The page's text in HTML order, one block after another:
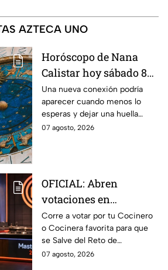
AZTECA UNO
Horóscopo de Nana
Calistar hoy sábado 8
de agosto del 2026 para
cada signo; una
conexión inesperada
podría transformar tus
Una nueva conexión podría
aparecer cuando menos lo
esperas y dejar una huella
importante.
07 agosto, 2026
OFICIAL: Abren
votaciones en
MasterChef 24/7 para
que salves a un
Cocinero del Reto de
Eliminación de este
Corre a votar por tu Cocinero
o Cocinera favorita para que
se Salve del Reto de
Eliminación de MasterChef
07 agosto, 2026